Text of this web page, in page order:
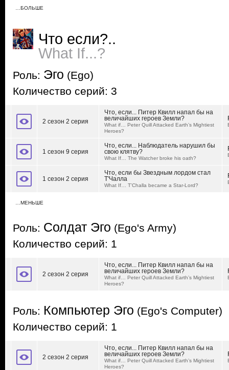
…БОЛЬШЕ
Что если?..
What If...?
Роль: Эго (Ego)
Количество серий: 3
2 сезон 2 серия
Что, если... Питер Квилл напал бы на
величайших героев Земли?
What if… Peter Quill Attacked Earth’s Mightiest
Heroes?
1 сезон 9 серия
Что, если... Наблюдатель нарушил бы
свою клятву?
What If… The Watcher broke his oath?
1 сезон 2 серия
Что, если бы Звездным лордом стал
Т'Чалла
What If… T’Challa became a Star-Lord?
…МЕНЬШЕ
Роль: Солдат Эго (Ego's Army)
Количество серий: 1
2 сезон 2 серия
Что, если... Питер Квилл напал бы на
величайших героев Земли?
What if… Peter Quill Attacked Earth’s Mightiest
Heroes?
Роль: Компьютер Эго (Ego's Computer)
Количество серий: 1
2 сезон 2 серия
Что, если... Питер Квилл напал бы на
величайших героев Земли?
What if… Peter Quill Attacked Earth’s Mightiest
Heroes?